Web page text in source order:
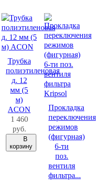
Трубка
полиэтиленовая
д. 12
мм (5
м)
ACON
1 460
руб.
В
корзину
Прокладка
переключения
режимов
(фигурная)
6-ти
поз.
вентиля
фильтра...